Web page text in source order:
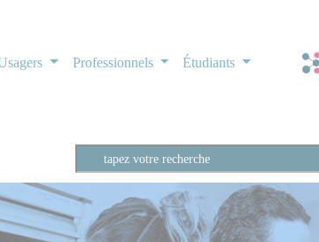
Professionnels Étudiants